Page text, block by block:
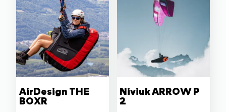
AirDesign THE
BOXR
Niviuk ARROW P
2